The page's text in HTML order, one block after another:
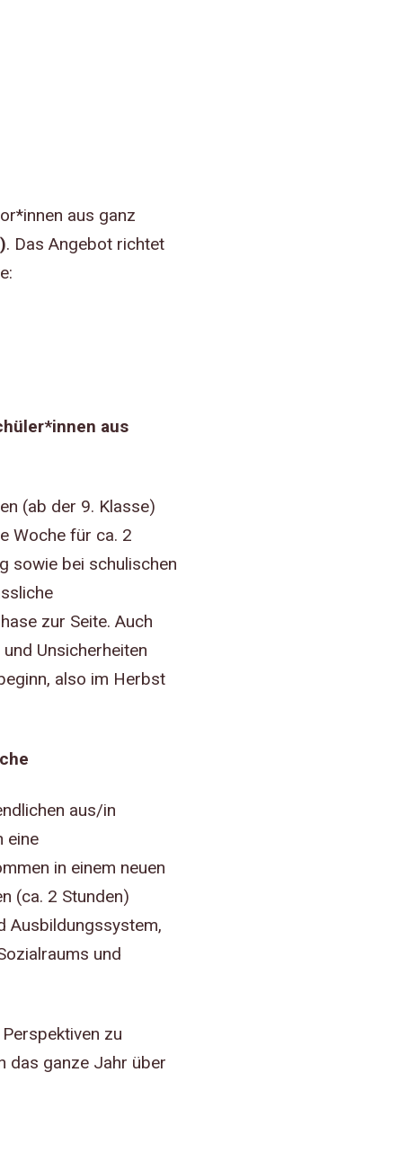
aus ganz
. Das Angebot richtet
aus
(ab der 9. Klasse)
Woche für ca. 2
sowie bei schulischen
zur Seite. Auch
Unsicherheiten
also im Herbst
aus/in
eine
in einem neuen
(ca. 2 Stunden)
Ausbildungssystem,
und
zu
das ganze Jahr über